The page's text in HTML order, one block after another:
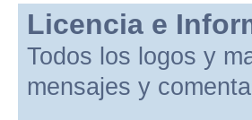
Licencia e
Todos los logos y
mensajes y